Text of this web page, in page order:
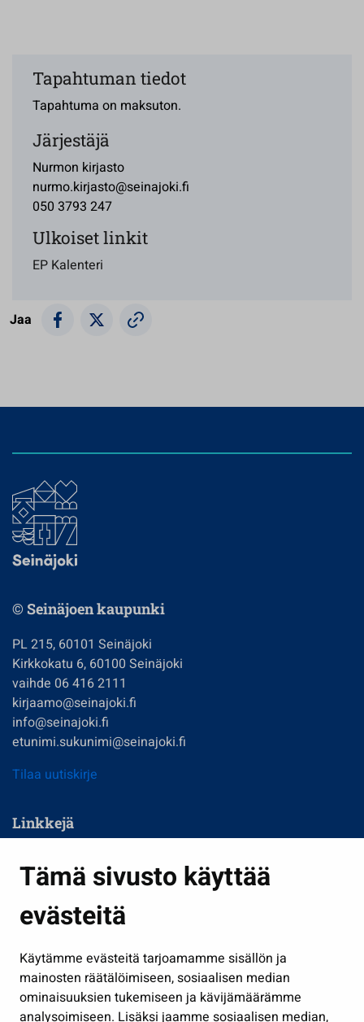
Tämä sivusto käyttää
evästeitä
Käytämme evästeitä tarjoamamme sisällön ja
mainosten räätälöimiseen, sosiaalisen median
ominaisuuksien tukemiseen ja kävijämäärämme
analysoimiseen. Lisäksi jaamme sosiaalisen median,
Tapahtuman tiedot
Tapahtuma on maksuton.
Järjestäjä
Nurmon kirjasto
nurmo.kirjasto@seinajoki.fi
050 3793 247
Ulkoiset linkit
EP Kalenteri
Jaa
© Seinäjoen kaupunki
PL 215, 60101 Seinäjoki
Kirkkokatu 6, 60100 Seinäjoki
vaihde 06 416 2111
kirjaamo@seinajoki.fi
info@seinajoki.fi
etunimi.sukunimi@seinajoki.fi
Tilaa uutiskirje
Linkkejä
Kasvatus ja opetus
Kulttuuri ja liikunta
Työ ja yrittäminen
Osallistu ja asioi